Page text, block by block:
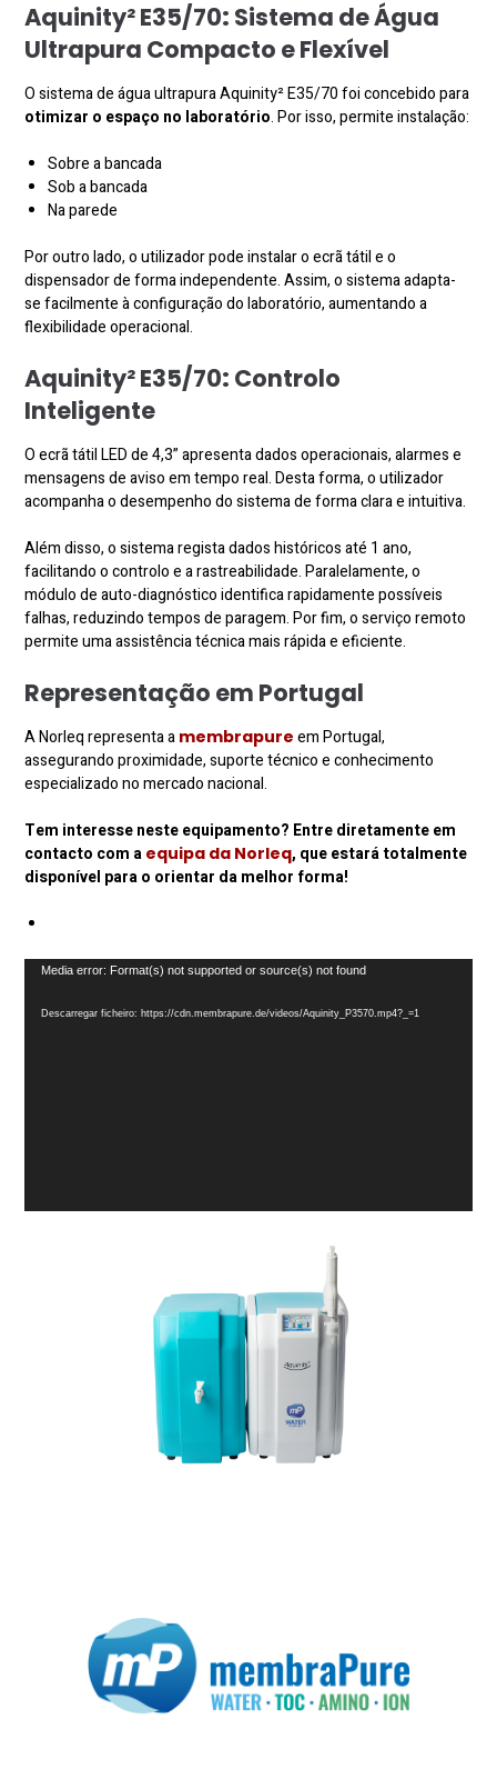
Aquinity² E35/70: Sistema de Água
Ultrapura Compacto e Flexível
O sistema de água ultrapura Aquinity² E35/70 foi concebido para
otimizar o espaço no laboratório. Por isso, permite instalação:
Sobre a bancada
Sob a bancada
Na parede
Por outro lado, o utilizador pode instalar o ecrã tátil e o
dispensador de forma independente. Assim, o sistema adapta-
se facilmente à configuração do laboratório, aumentando a
flexibilidade operacional.
Aquinity² E35/70: Controlo
Inteligente
O ecrã tátil LED de 4,3” apresenta dados operacionais, alarmes e
mensagens de aviso em tempo real. Desta forma, o utilizador
acompanha o desempenho do sistema de forma clara e intuitiva.
Além disso, o sistema regista dados históricos até 1 ano,
facilitando o controlo e a rastreabilidade. Paralelamente, o
módulo de auto-diagnóstico identifica rapidamente possíveis
falhas, reduzindo tempos de paragem. Por fim, o serviço remoto
permite uma assistência técnica mais rápida e eficiente.
Representação em Portugal
A Norleq representa a membrapure em Portugal,
assegurando proximidade, suporte técnico e conhecimento
especializado no mercado nacional.
Tem interesse neste equipamento? Entre diretamente em
contacto com a equipa da Norleq, que estará totalmente
disponível para o orientar da melhor forma!
Reprodutor
vídeo
Media error: Format(s) not supported or source(s) not found
Descarregar ficheiro: https://cdn.membrapure.de/videos/Aquinity_P3570.mp4?_=1